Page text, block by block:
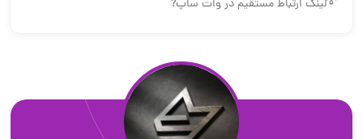
➰لینک ارتباط مستقیم در وات ساپ?